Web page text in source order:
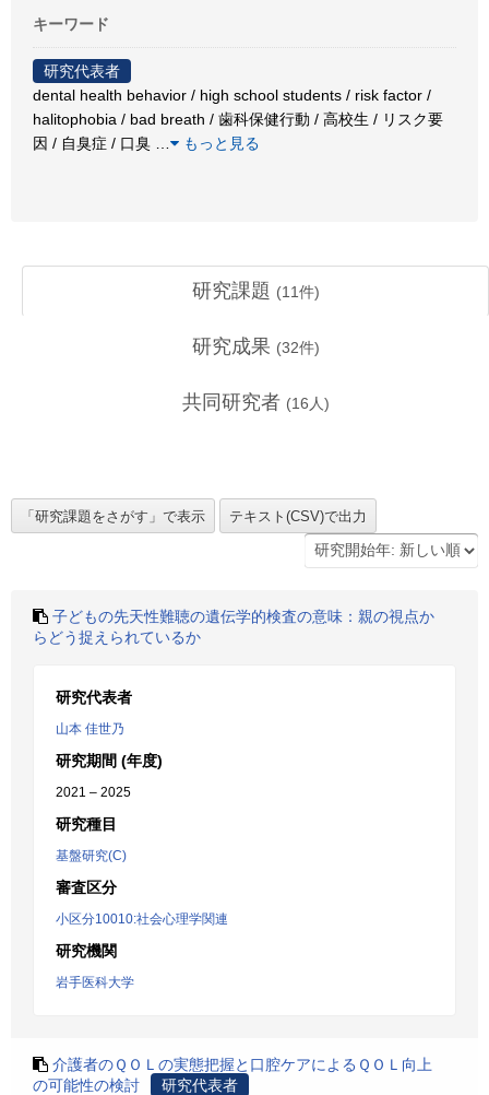
キーワード
研究代表者
dental health behavior / high school students / risk factor /
halitophobia / bad breath / 歯科保健行動 / 高校生 / リスク要
因 / 自臭症 / 口臭
もっと見る
研究課題 (11件)
研究成果 (32件)
共同研究者 (16 人)
子どもの先天性難聴の遺伝学的検査の意味：親の視点か
らどう捉えられているか
研究代表者
山本 佳世乃
研究期間 (年度)
2021 – 2025
研究種目
基盤研究(C)
審査区分
小区分10010:社会心理学関連
研究機関
岩手医科大学
介護者のＱＯＬの実態把握と口腔ケアによるＱＯＬ向上
の可能性の検討
研究代表者